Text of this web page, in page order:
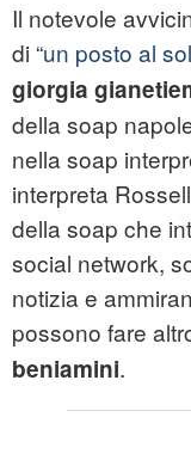
Il notevole
di “un posto al
giorgia
della soap
nella soap
interpreta
della soap che
social network,
notizia e
possono fare
beniamini.